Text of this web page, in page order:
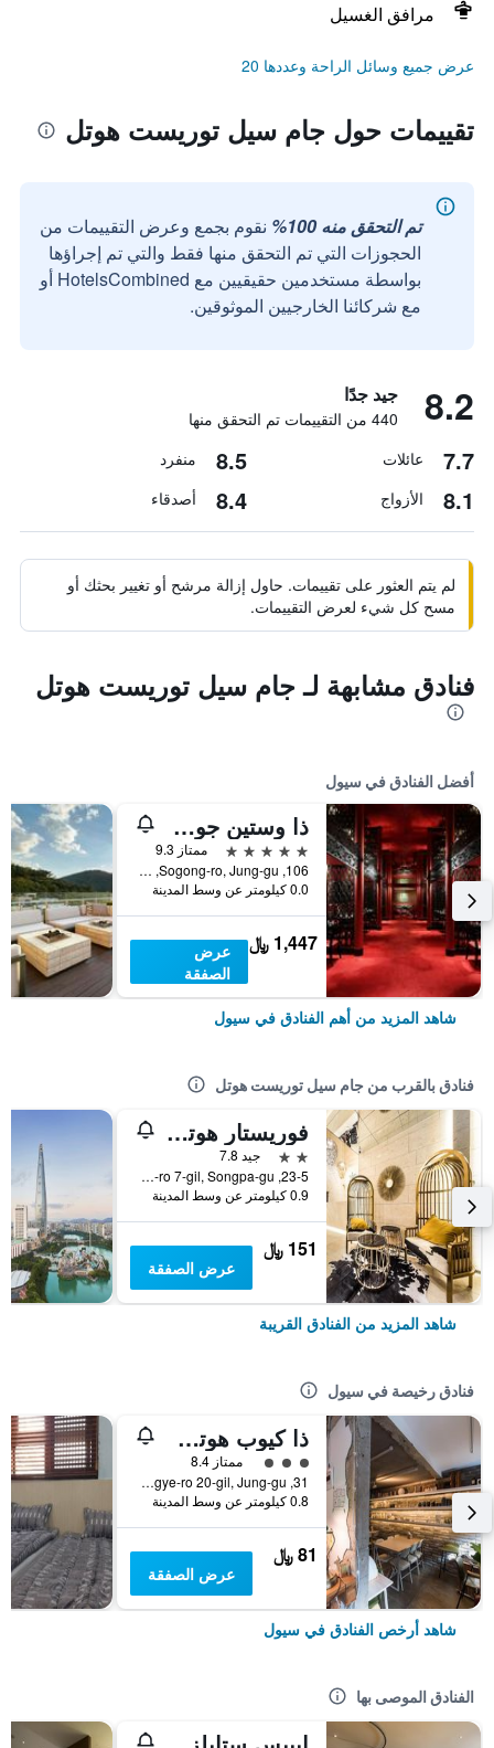
مرافق الغسيل
عرض جميع وسائل الراحة وعددها 20
تقييمات حول جام سيل توريست هوتل
تم التحقق منه 100%
نقوم بجمع وعرض التقييمات من
الحجوزات التي تم التحقق منها فقط والتي تم إجراؤها
بواسطة مستخدمين حقيقيين مع HotelsCombined أو
مع شركائنا الخارجيين الموثوقين.
8.2 جيد جدًا
440 من التقييمات تم التحقق منها
7.7 عائلات 8.5 منفرد
8.1 الأزواج 8.4 أصدقاء
لم يتم العثور على تقييمات. حاول إزالة مرشح أو تغيير بحثك أو
مسح كل شيء لعرض التقييمات.
فنادق مشابهة لـ جام سيل توريست هوتل
أفضل الفنادق في سيول
ذا وستين جوسون سول
5 نجوم
ممتاز 9.3
106, Sogong-ro, Jung-gu, سيول, كوريا الجنوبية
0.0 كيلومتر عن وسط المدينة
1,447 ﷼
عرض
الصفقة
شاهد المزيد من أهم الفنادق في سيول
فنادق بالقرب من جام سيل توريست هوتل
فوريستار هوتل 2
2 نجمتين
جيد 7.8
23-5, Baekjegobun-ro 7-gil, Songpa-gu, سيول, كوريا الجنوبية
0.9 كيلومتر عن وسط المدينة
151 ﷼
عرض الصفقة
شاهد المزيد من الفنادق القريبة
فنادق رخيصة في سيول
ذا كيوب هوتل - دار ضيافة
تقييم فئة 3ممتاز 8.4
31, Toegye-ro 20-gil, Jung-gu, سيول, كوريا الجنوبية
0.8 كيلومتر عن وسط المدينة
81 ﷼
عرض الصفقة
شاهد أرخص الفنادق في سيول
الفنادق الموصى بها